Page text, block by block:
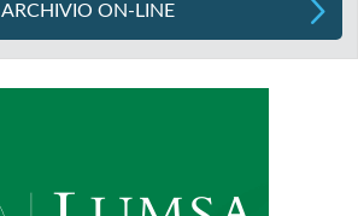
ARCHIVIO ON-LINE